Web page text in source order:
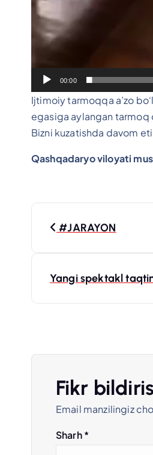
00:00
Ijtimoiy tarmoqqa a’zo
egasiga aylangan tarmoq
Bizni kuzatishda davom
Qashqadaryo viloyati
m
#JARAYON
Yangi spektakl
Fikr
Email manzilingiz
Sharh*